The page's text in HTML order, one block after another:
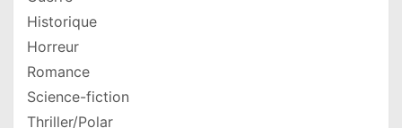
Historique
Horreur
Romance
Science-fiction
Thriller/Polar